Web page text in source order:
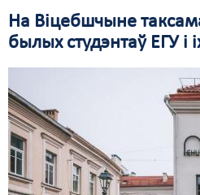
На Віцебшчыне
былых студэнтаў ЕГУ і